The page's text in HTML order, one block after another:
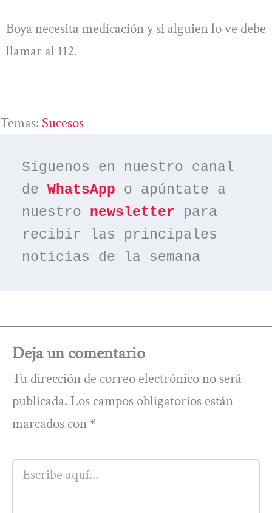
Boya necesita medicación y si alguien lo ve debe
llamar al 112.
Temas: Sucesos
Síguenos en nuestro canal
de WhatsApp o apúntate a
nuestro newsletter para
recibir las principales
noticias de la semana
Deja un comentario
Tu dirección de correo electrónico no será
publicada. Los campos obligatorios están
marcados con *
Escribe
aquí...